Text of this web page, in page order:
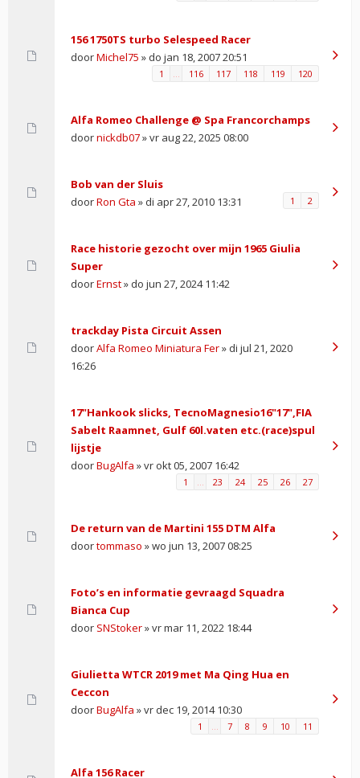
156 1750TS turbo Selespeed Racer
doorMichel75 » do jan 18, 2007 20:51
1 116 117 118 119 120
Alfa Romeo Challenge @ Spa Francorchamps
doornickdb07» vr aug 22, 2025 08:00
Bob van der Sluis
doorRon Gta » di apr 27, 2010 13:31 1 2
Race historie gezocht over mijn 1965 Giulia
Super
doorErnst» do jun 27, 2024 11:42
trackday Pista Circuit Assen
doorAlfa Romeo Miniatura Fer» di jul 21, 2020
16:26
17"Hankook slicks, TecnoMagnesio16"17",FIA
Sabelt Raamnet, Gulf 60l.vaten etc.(race)spul
lijstje
doorBugAlfa » vr okt 05, 2007 16:42
1 23 24 25 26 27
De return van de Martini 155 DTM Alfa
doortommaso » wo jun 13, 2007 08:25
Foto’s en informatie gevraagd Squadra
Bianca Cup
door SNStoker» vr mar 11, 2022 18:44
Giulietta WTCR 2019 met Ma Qing Hua en
Ceccon
doorBugAlfa » vr dec 19, 2014 10:30
1 7 8 9 10 11
Alfa 156 Racer